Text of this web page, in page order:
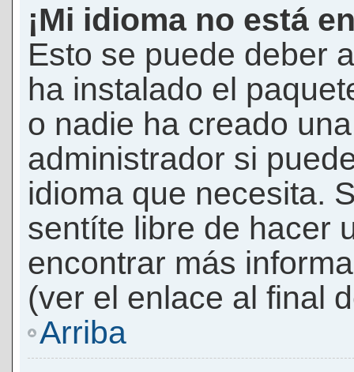
¡Mi idioma no está
Esto se puede deber
ha instalado el
o nadie ha creado
administrador si
idioma que necesita.
sentíte libre de hacer
encontrar más
(ver el enlace al final
Arriba